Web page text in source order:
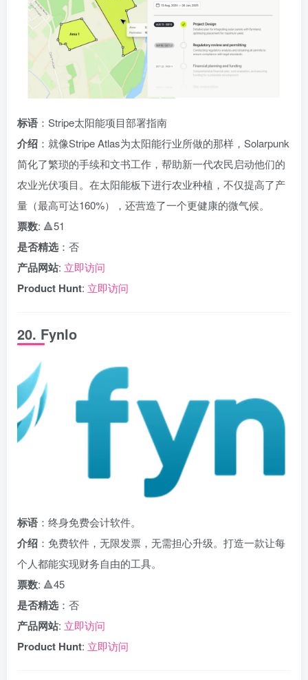
标语 ：Stripe太阳能项目部署指南
介绍 ：就像Stripe Atlas为太阳能行业所做的那样，Solarpunk
简化了繁琐的手续和文书工作，帮助新一代农民启动他们的
农业光伏项目。在太阳能板下进行农业种植，不仅提高了产
量（最高可达160%），还营造了一个更健康的微气候。
票数: 🔺51
是否精选 ：否
产品网站: 立即访问
Product Hunt: 立即访问
20. Fynlo
标语 ：终身免费会计软件。
介绍 ：免费软件，无限发票，无需担心升级。打造一款让每
个人都能实现财务自由的工具。
票数: 🔺45
是否精选 ：否
产品网站: 立即访问
Product Hunt: 立即访问